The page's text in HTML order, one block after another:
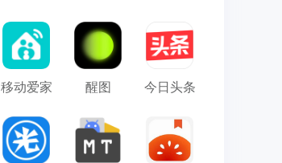
移动爱家 醒图 今日头条